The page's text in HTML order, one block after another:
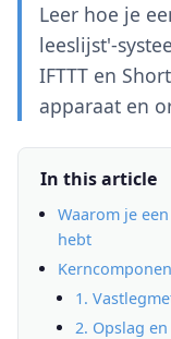
Leer hoe je
leeslijst'-
IFTTT en
apparaat en
In this article
Waarom je
hebt
1.
2. Opslag